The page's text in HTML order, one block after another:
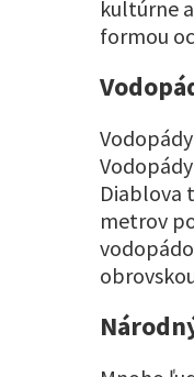
kultúrne
formou
Diablova
metrov